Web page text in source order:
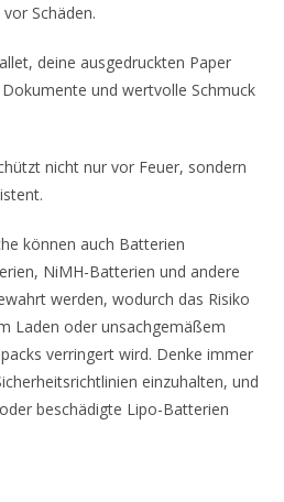
Schäden.
deine ausgedruckten Paper
und wertvolle Schmuck
nicht nur vor Feuer, sondern
können auch Batterien
NiMH-Batterien und andere
werden, wodurch das Risiko
Laden oder unsachgemäßem
verringert wird. Denke immer
einzuhalten, und
beschädigte Lipo-Batterien